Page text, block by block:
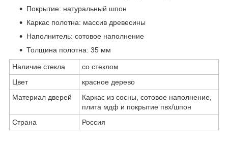
Покрытие: натуральный шпон
Каркас полотна: массив древесины
Наполнитель: сотовое наполнение
Толщина полотна: 35 мм
Наличие стекла
со стеклом
Цвет
красное дерево
Материал дверей
Каркас из сосны, сотовое наполнение,
плита мдф и покрытие пвх/шпон
Страна
Россия